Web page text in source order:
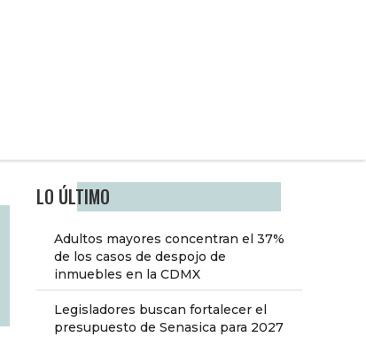
LO ÚLTIMO
Adultos mayores concentran el 37%
de los casos de despojo de
inmuebles en la CDMX
Legisladores buscan fortalecer el
presupuesto de Senasica para 2027